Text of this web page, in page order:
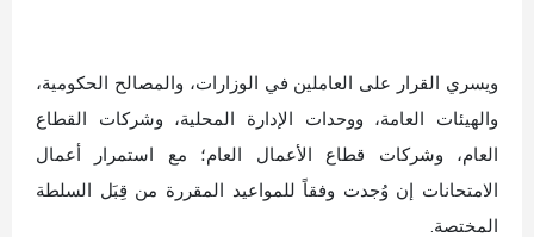
ويسري القرار على العاملين في الوزارات، والمصالح الحكومية،
والهيئات العامة، ووحدات الإدارة المحلية، وشركات القطاع
العام، وشركات قطاع الأعمال العام؛ مع استمرار أعمال
الامتحانات إن وُجدت وفقاً للمواعيد المقررة من قِبَل السلطة
المختصة.